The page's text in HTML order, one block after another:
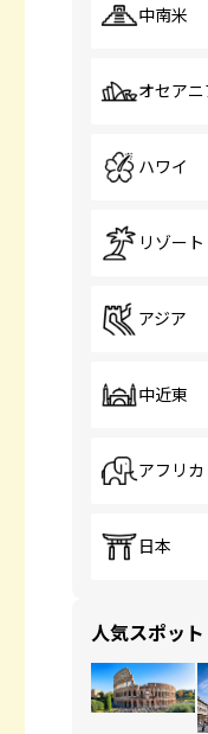
中南米
オセアニ
ハワイ
リゾート
アジア
中近東
アフリカ
日本
人気スポット